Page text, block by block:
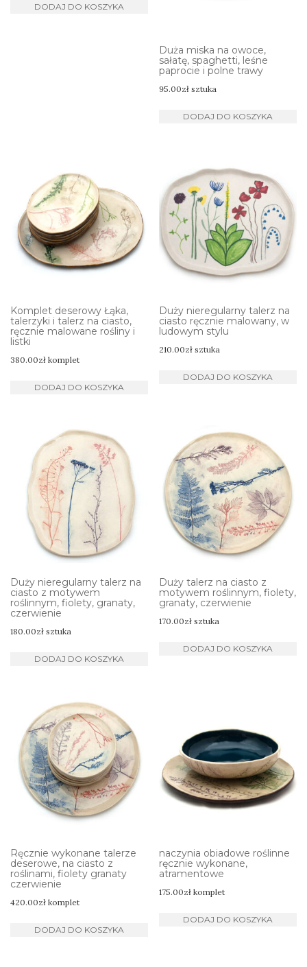
DODAJ DO KOSZYKA
Duża miska na owoce,
sałatę, spaghetti, leśne
paprocie i polne trawy
95.00zł sztuka
DODAJ DO KOSZYKA
Komplet deserowy Łąka,
talerzyki i talerz na ciasto,
ręcznie malowane rośliny i
listki
380.00zł komplet
DODAJ DO KOSZYKA
Duży nieregularny talerz na
ciasto ręcznie malowany, w
ludowym stylu
210.00zł sztuka
DODAJ DO KOSZYKA
Duży nieregularny talerz na
ciasto z motywem
roślinnym, fiolety, granaty,
czerwienie
180.00zł sztuka
DODAJ DO KOSZYKA
Duży talerz na ciasto z
motywem roślinnym, fiolety,
granaty, czerwienie
170.00zł sztuka
DODAJ DO KOSZYKA
Ręcznie wykonane talerze
deserowe, na ciasto z
roślinami, fiolety granaty
czerwienie
420.00zł komplet
DODAJ DO KOSZYKA
naczynia obiadowe roślinne
ręcznie wykonane,
atramentowe
175.00zł komplet
DODAJ DO KOSZYKA